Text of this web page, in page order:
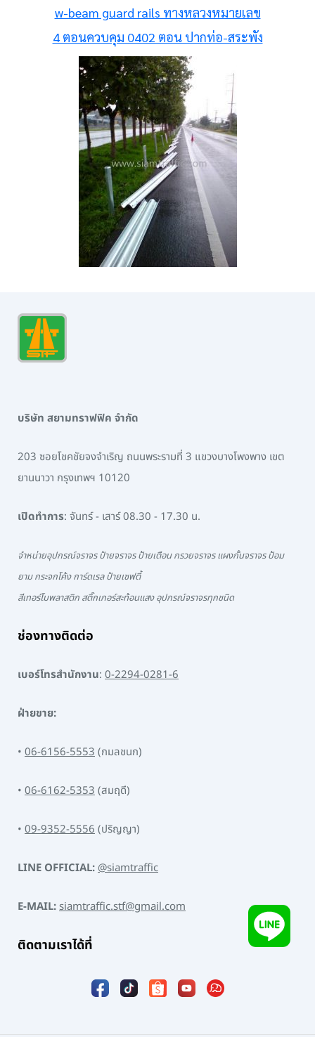
w-beam guard rails ทางหลวงหมายเลข
4 ตอนควบคุม 0402 ตอน ปากท่อ-สระพัง
บริษัท สยามทราฟฟิค จำกัด
203 ซอยโชคชัยจงจำเริญ ถนนพระรามที่ 3 แขวงบางโพงพาง เขต
ยานนาวา กรุงเทพฯ 10120
เปิดทำการ: จันทร์ - เสาร์ 08.30 - 17.30 น.
จำหน่ายอุปกรณ์จราจร ป้ายจราจร ป้ายเตือน กรวยจราจร แผงกั้นจราจร ป้อม
ยาม กระจกโค้ง การ์ดเรล ป้ายเซฟตี้
สีเทอร์โมพลาสติก สติ๊กเกอร์สะท้อนแสง อุปกรณ์จราจรทุกชนิด
ช่องทางติดต่อ
เบอร์โทรสำนักงาน: 0-2294-0281-6
ฝ่ายขาย:
• 06-6156-5553(กมลชนก)
• 06-6162-5353(สมฤดี)
• 09-9352-5556(ปริญญา)
LINE OFFICIAL:@siamtraffic
E-MAIL:siamtraffic.stf@gmail.com
ติดตามเราได้ที่